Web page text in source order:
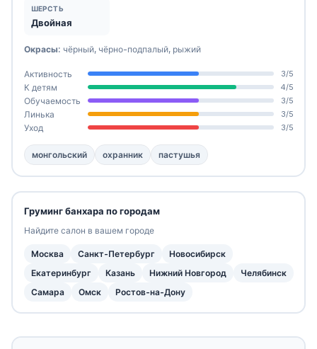
ШЕРСТЬ
Двойная
Окрасы: чёрный, чёрно-подпалый, рыжий
Активность 3/5
К детям 4/5
Обучаемость 3/5
Линька 3/5
Уход 3/5
монгольский охранник пастушья
Груминг банхара по городам
Найдите салон в вашем городе
Москва Санкт-Петербург
Новосибирск
Екатеринбург
Казань Нижний Новгород
Челябинск
Самара
Омск Ростов-на-Дону